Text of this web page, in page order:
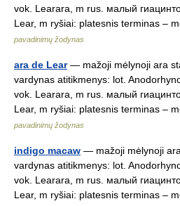
vok. Learara, m rus. малый
Lear, m ryšiai: platesnis terminas –
pavadinimų žodynas
ara de Lear— mažoji mėlynoji ara
vardynas atitikmenys: lot.
vok. Learara, m rus. малый
Lear, m ryšiai: platesnis terminas –
pavadinimų žodynas
indigo macaw — mažoji mėlynoji
vardynas atitikmenys: lot.
vok. Learara, m rus. малый
Lear, m ryšiai: platesnis terminas –